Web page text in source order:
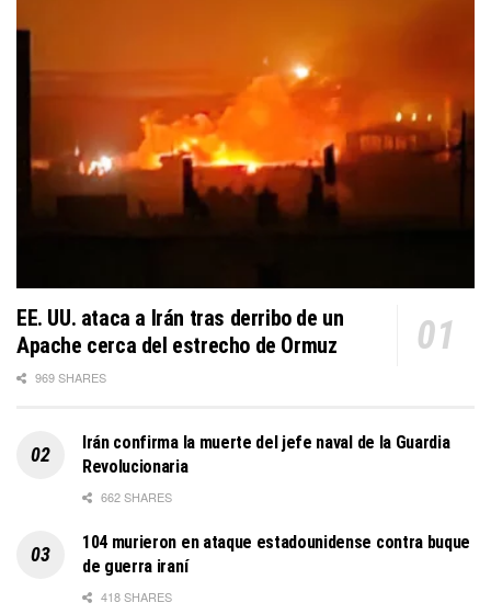
EE. UU. ataca a Irán tras derribo de un
Apache cerca del estrecho de Ormuz
969 SHARES
Irán confirma la muerte del jefe naval de la Guardia
Revolucionaria
662 SHARES
104 murieron en ataque estadounidense contra buque
de guerra iraní
418 SHARES